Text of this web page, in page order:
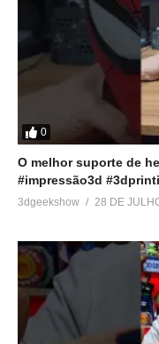
0
O melhor suporte de
#impressão3d
3dgeekshow 28 DE